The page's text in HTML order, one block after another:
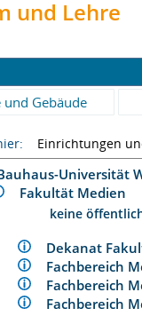
und Lehre
und Gebäude
Einrichtungen
Fakultät Medien
keine
Dekanat
Fachbereich
Fachbereich
Fachbereich